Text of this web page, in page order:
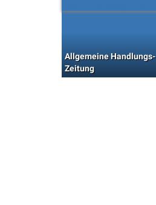
Allgemeine Handlungs-
Zeitung